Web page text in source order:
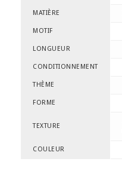
MATIÈRE
MOTIF
LONGUEUR
CONDITIONNEMENT
THÈME
FORME
TEXTURE
COULEUR